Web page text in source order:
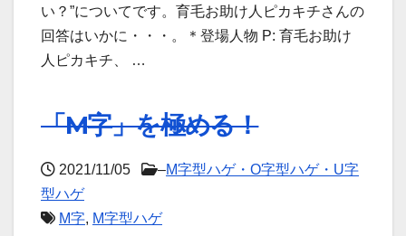
い？”についてです。育毛お助け人ピカキチさんの
回答はいかに・・・。＊登場人物 P: 育毛お助け
人ピカキチ、 …
「M字」を極める！
2021/11/05 –M字型ハゲ・O字型ハゲ・U字
型ハゲ
M字, M字型ハゲ